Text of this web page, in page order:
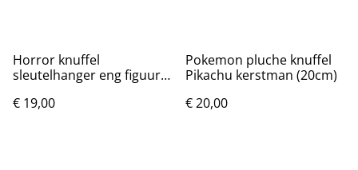
Horror knuffel
sleutelhanger eng figuur
€ 19,00
Pokemon pluche knuffel
Pikachu kerstman (20cm)
€ 20,00